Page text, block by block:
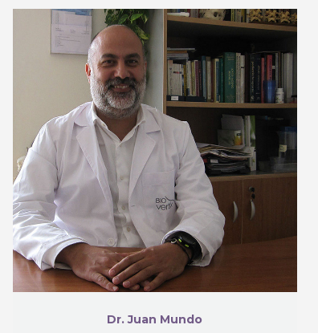
Dr. Juan Mundo